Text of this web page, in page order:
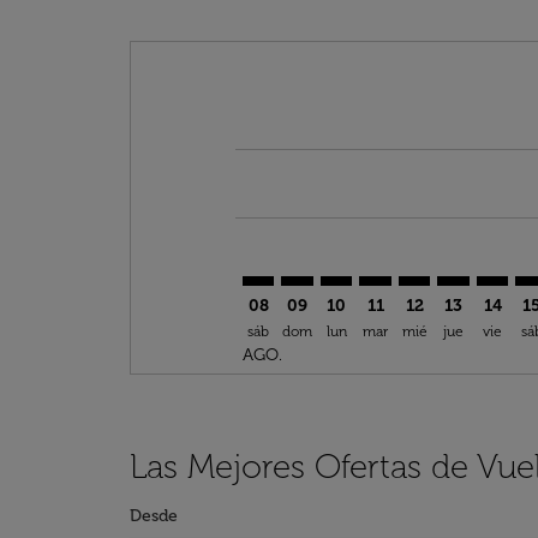
08
sáb
AGO.
09
dom
10
lun
11
mar
12
mié
13
jue
14
vie
Las Mejores Ofertas de
Desde